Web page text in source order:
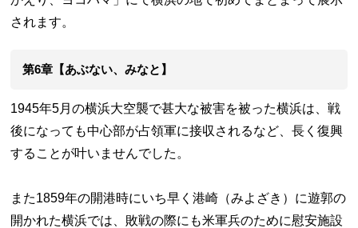
されます。
第6章【あぶない、みなと】
1945年5月の横浜大空襲で甚大な被害を被った横浜は、戦
後になっても中心部が占領軍に接収されるなど、長く復興
することが叶いませんでした。
また1859年の開港時にいち早く港崎（みよざき）に遊郭の
開かれた横浜では、敗戦の際にも米軍兵のために慰安施設